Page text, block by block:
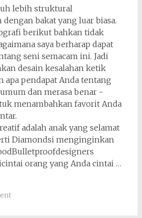
lebih struktural
bakat yang luar biasa.
berikut bahkan tidak
saya berharap dapat
seni semacam ini. Jadi
desain kesalahan ketik
apa pendapat Anda tentang
dan merasa benar -
menambahkan favorit Anda
adalah anak yang selamat
Diamondsi menginginkan
orang yang Anda cintai …